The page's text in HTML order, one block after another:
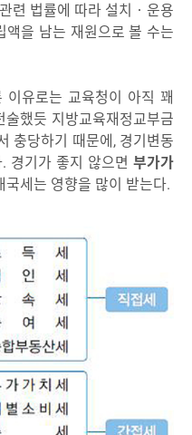
련 법률에 따라 설치‧운용
액을 남는 재원으로 볼 수는
유로는 교육청이 아직 꽤
했듯 지방교육재정교부금
충당하기 때문에, 경기변동
경기가 좋지 않으면 부가가
국세는 영향을 많이 받는다.